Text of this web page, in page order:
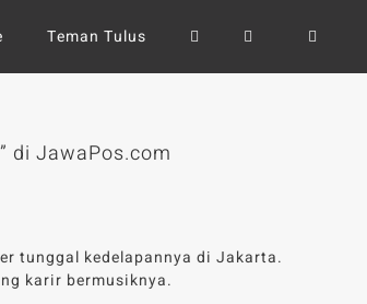
Teman Tulus
di JawaPos.com
tunggal kedelapannya di Jakarta.
karir bermusiknya.